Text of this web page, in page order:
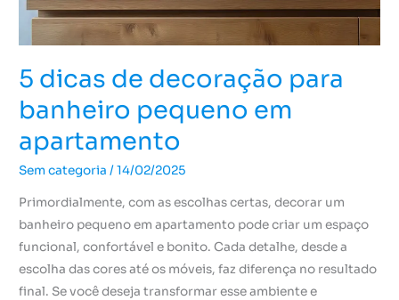
5 dicas de decoração para
banheiro pequeno em
apartamento
Sem categoria /14/02/2025
Primordialmente, com as escolhas certas, decorar um
banheiro pequeno em apartamento pode criar um espaço
funcional, confortável e bonito. Cada detalhe, desde a
escolha das cores até os móveis, faz diferença no resultado
final. Se você deseja transformar esse ambiente e
em
apartamento